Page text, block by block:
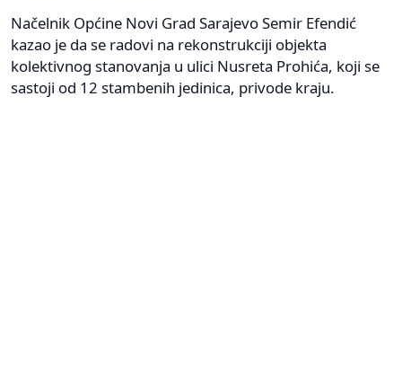
Načelnik Općine Novi Grad Sarajevo Semir Efendić
kazao je da se radovi na rekonstrukciji objekta
kolektivnog stanovanja u ulici Nusreta Prohića, koji se
sastoji od 12 stambenih jedinica, privode kraju.